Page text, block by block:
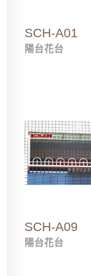
SCH-A01
陽台花台
SCH-A09
陽台花台